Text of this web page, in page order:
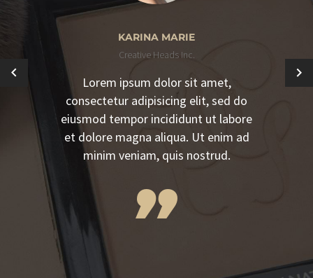
KARINA MARIE
Creative Heads Inc.
Lorem ipsum dolor sit amet,
consectetur adipisicing elit, sed do
eiusmod tempor incididunt ut labore
et dolore magna aliqua. Ut enim ad
minim veniam, quis nostrud.